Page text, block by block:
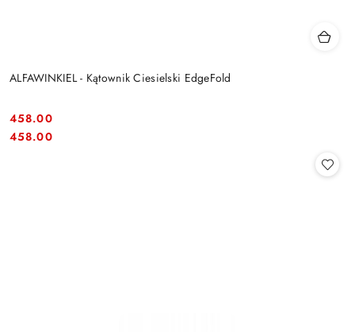
ALFAWINKIEL - Kątownik Ciesielski EdgeFold
Cena:
458.00
Cena:
458.00